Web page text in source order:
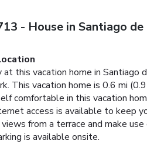
- House in Santiago
this vacation home in Santiago
This vacation home is 0.6 mi
comfortable in this vacation
access is available to keep
from a terrace and make
is available onsite.